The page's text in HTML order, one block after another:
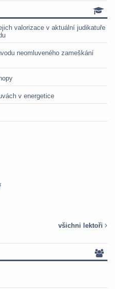
valorizace v aktuální judikatuře
neomluveného zameškání
v energetice
všichni lektoři